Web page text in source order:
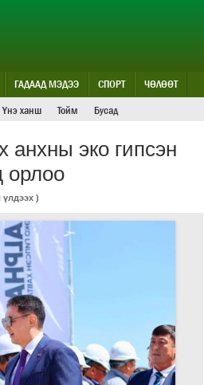
ГАДААД МЭДЭЭ СПОРТ
ЧӨЛӨӨТ
Үнэ ханш Тойм Бусад
анхны эко гипсэн
орлоо
үлдээх )